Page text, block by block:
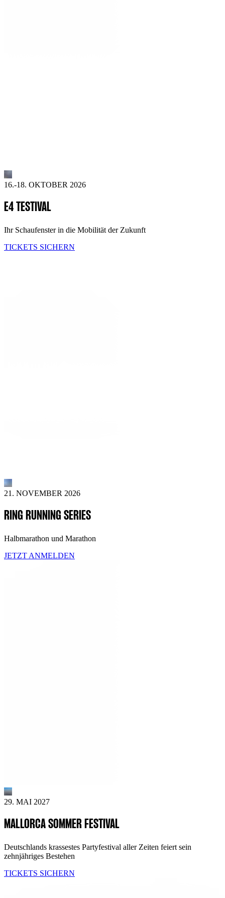
16.-18. OKTOBER 2026
E4 TESTIVAL
Ihr Schaufenster in die Mobilität der Zukunft
TICKETS SICHERN
21. NOVEMBER 2026
RING RUNNING SERIES
Halbmarathon und Marathon
JETZT ANMELDEN
29. MAI 2027
MALLORCA SOMMER FESTIVAL
Deutschlands krassestes Partyfestival aller Zeiten feiert sein
zehnjähriges Bestehen
TICKETS SICHERN